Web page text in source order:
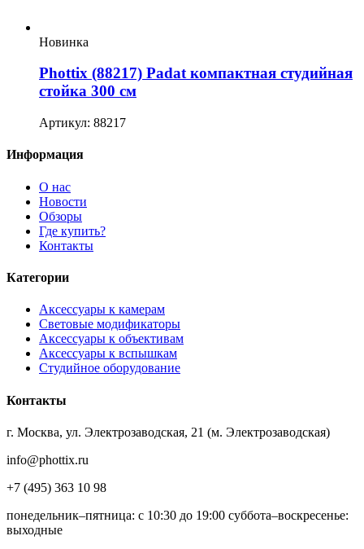
Новинка
Phottix (88217) Padat компактная студийная
стойка 300 см
Артикул: 88217
Информация
О нас
Новости
Обзоры
Где купить?
Контакты
Категории
Аксессуары к камерам
Световые модификаторы
Аксессуары к объективам
Аксессуары к вспышкам
Студийное оборудование
Контакты
г. Москва, ул. Электрозаводская, 21 (м. Электрозаводская)
info@phottix.ru
+7 (495) 363 10 98
понедельник–пятница: с 10:30 до 19:00 суббота–воскресенье:
выходные